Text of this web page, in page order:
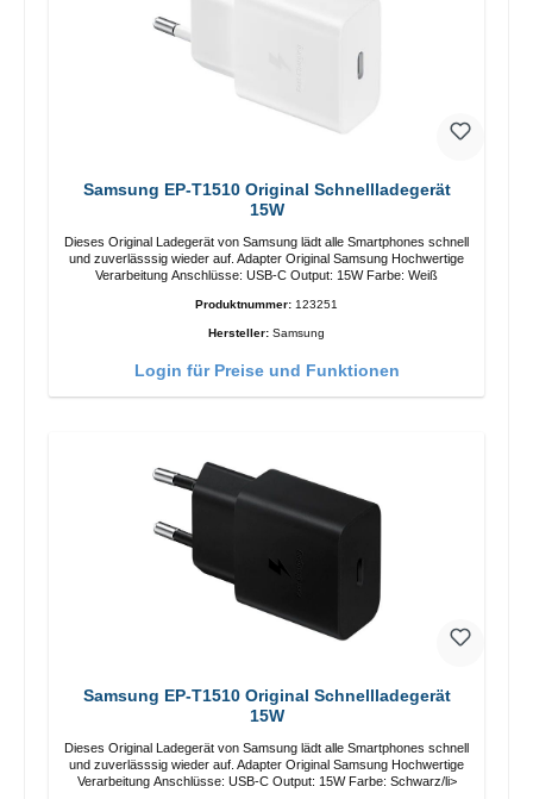
Samsung EP-T1510 Original Schnellladegerät
15W
Dieses Original Ladegerät von Samsung lädt alle Smartphones schnell
und zuverlässsig wieder auf. Adapter Original Samsung Hochwertige
Verarbeitung Anschlüsse: USB-C Output: 15W Farbe: Weiß
Produktnummer: 123251
Hersteller: Samsung
Login für Preise und Funktionen
Samsung EP-T1510 Original Schnellladegerät
15W
Dieses Original Ladegerät von Samsung lädt alle Smartphones schnell
und zuverlässsig wieder auf. Adapter Original Samsung Hochwertige
Verarbeitung Anschlüsse: USB-C Output: 15W Farbe: Schwarz/li>